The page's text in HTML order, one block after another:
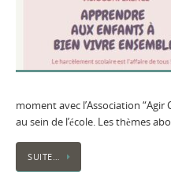
moment avec l’Association “Agir
au sein de l’école. Les thèmes
SUITE…